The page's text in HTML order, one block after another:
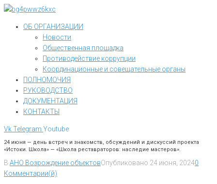
Перейти
контентуОБ ОРГАНИЗАЦИИ
Новости
Общественная площадка
Противодействие коррупции
Координационные и совещательные органы
ПОЛНОМОЧИЯ
РУКОВОДСТВО
ДОКУМЕНТАЦИЯ
КОНТАКТЫ
VkTelegram Youtube
24 июня — день встреч и знакомств, обсуждений и дискуссий проекта
«Истоки. Школа» — «Школа реставраторов: наследие мастеров».
В АНО Возрождение объектовОпубликовано 24 июня, 20240
Комментарии(й)